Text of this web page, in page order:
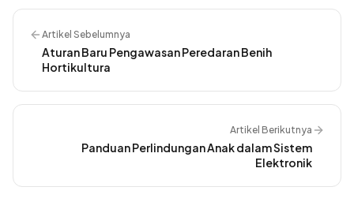
Artikel Sebelumnya
Aturan Baru Pengawasan Peredaran Benih
Hortikultura
Artikel Berikutnya
Panduan Perlindungan Anak dalam Sistem
Elektronik